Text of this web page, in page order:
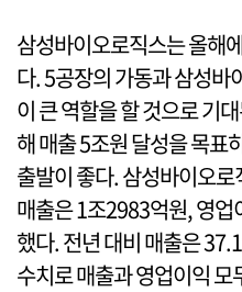
삼성바이오로직스는 올해
다. 5공장의 가동과 삼성바
이 큰 역할을 할 것으로 기
해 매출 5조원 달성을 목표
출발이 좋다. 삼성바이오
매출은 1조2983억원, 영
했다. 전년 대비 매출은
수치로 매출과 영업이익 모